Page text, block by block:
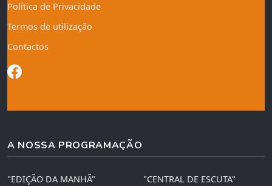
Política de Privacidade
Termos de utilização
Contactos
A NOSSA PROGRAMAÇÃO
"EDIÇÃO DA MANHÃ" "CENTRAL DE ESCUTA"